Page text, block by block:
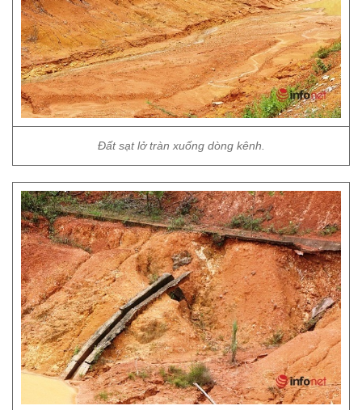
Đất sạt lở tràn xuống dòng kênh.